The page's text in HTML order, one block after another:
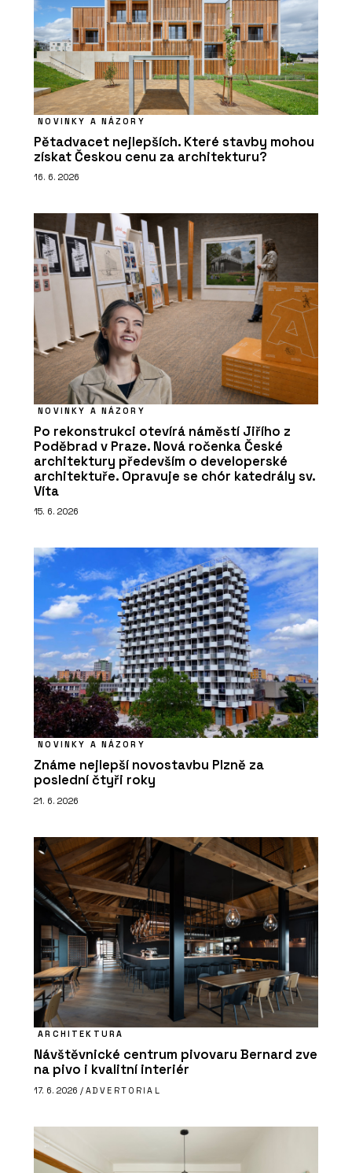
NOVINKY A NÁZORY
Pětadvacet nejlepších. Které stavby mohou
získat Českou cenu za architekturu?
16. 6. 2026
NOVINKY A NÁZORY
Po rekonstrukci otevírá náměstí Jiřího z
Poděbrad v Praze. Nová ročenka České
architektury především o developerské
architektuře. Opravuje se chór katedrály sv.
Víta
15. 6. 2026
NOVINKY A NÁZORY
Známe nejlepší novostavbu Plzně za
poslední čtyři roky
21. 6. 2026
ARCHITEKTURA
Návštěvnické centrum pivovaru Bernard zve
na pivo i kvalitní interiér
17. 6. 2026 / ADVERTORIAL